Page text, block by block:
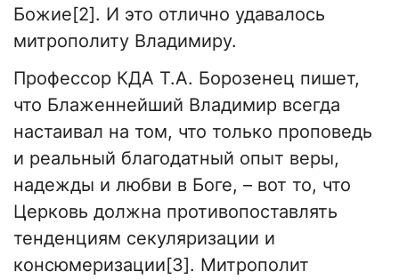
Божие[2]. И это отлично удавалось
митрополиту Владимиру.
Профессор КДА Т.А. Борозенец пишет,
что Блаженнейший Владимир всегда
настаивал на том, что только проповедь
и реальный благодатный опыт веры,
надежды и любви в Боге, – вот то, что
Церковь должна противопоставлять
тенденциям секуляризации и
консюмеризации[3]. Митрополит